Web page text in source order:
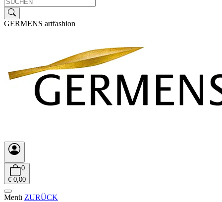
GERMENS artfashion
0
€ 0,00
Menü ZURÜCK